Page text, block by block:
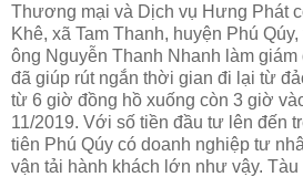
Thương mại và Dịch vụ Hưng Phát
Khê, xã Tam Thanh, huyện Phú
ông Nguyễn Thanh Nhanh làm giám
đã giúp rút ngắn thời gian đi lại từ
từ 6 giờ đồng hồ xuống còn 3 giờ
11/2019. Với số tiền đầu tư lên đến
tiên Phú Qúy có doanh nghiệp tư
vận tải hành khách lớn như vậy.